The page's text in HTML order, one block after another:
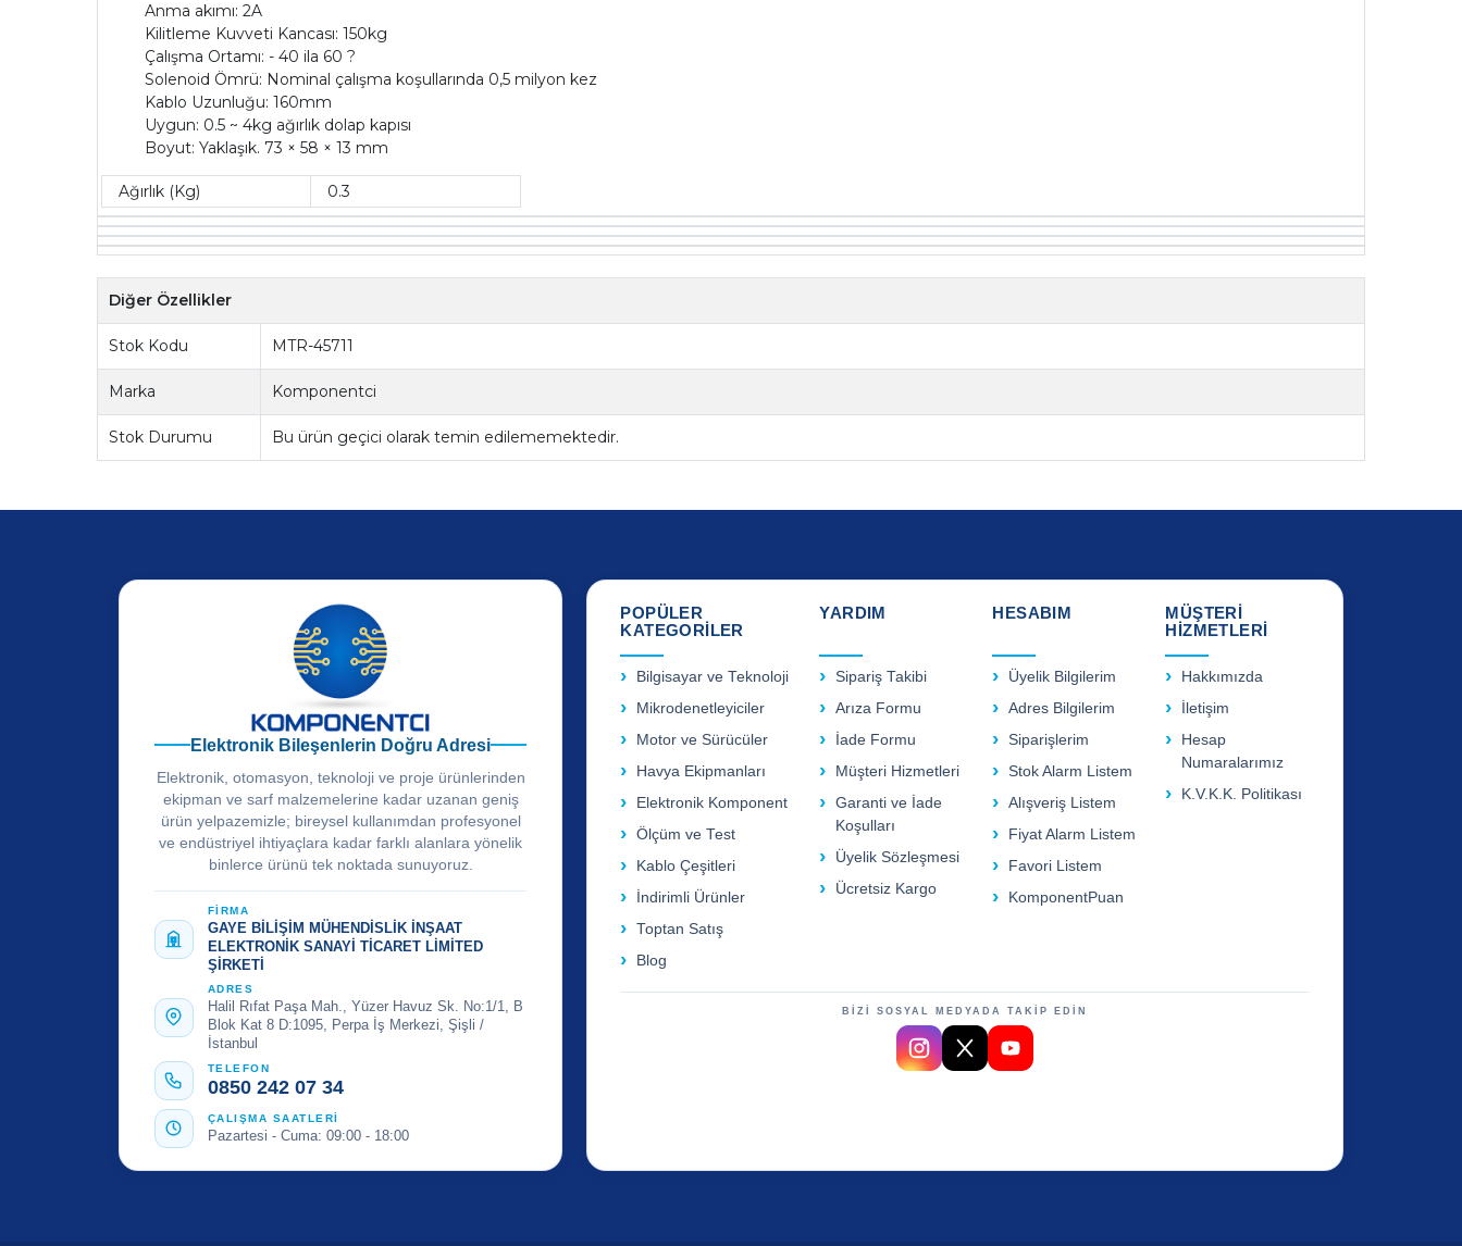
Anma akımı: 2A
Kilitleme Kuvveti Kancası: 150kg
Çalışma Ortamı: - 40 ila 60 ?
Solenoid Ömrü: Nominal çalışma koşullarında 0,5 milyon kez
Kablo Uzunluğu: 160mm
Uygun: 0.5 ~ 4kg ağırlık dolap kapısı
Boyut: Yaklaşık. 73 × 58 × 13 mm
Ağırlık (Kg) 0.3
Diğer Özellikler
Stok Kodu MTR-45711
Marka Komponentci
Stok Durumu Bu ürün geçici olarak temin edilememektedir.
Elektronik Bileşenlerin Doğru Adresi
Elektronik, otomasyon, teknoloji ve proje ürünlerinden
ekipman ve sarf malzemelerine kadar uzanan geniş
ürün yelpazemizle; bireysel kullanımdan profesyonel
ve endüstriyel ihtiyaçlara kadar farklı alanlara yönelik
binlerce ürünü tek noktada sunuyoruz.
FİRMA
GAYE BİLİŞİM MÜHENDİSLİK İNŞAAT
ELEKTRONİK SANAYİ TİCARET LİMİTED
ŞİRKETİ
ADRES
Halil Rıfat Paşa Mah., Yüzer Havuz Sk. No:1/1, B
Blok Kat 8 D:1095, Perpa İş Merkezi, Şişli /
İstanbul
TELEFON
0850 242 07 34
ÇALIŞMA SAATLERİ
Pazartesi - Cuma: 09:00 - 18:00
POPÜLER
KATEGORİLER
Bilgisayar ve Teknoloji
Mikrodenetleyiciler
Motor ve Sürücüler
Havya Ekipmanları
Elektronik Komponent
Ölçüm ve Test
Kablo Çeşitleri
İndirimli Ürünler
Toptan Satış
Blog
YARDIM
Sipariş Takibi
Arıza Formu
İade Formu
Müşteri Hizmetleri
Garanti ve İade
Koşulları
Üyelik Sözleşmesi
Ücretsiz Kargo
HESABIM
Üyelik Bilgilerim
Adres Bilgilerim
Siparişlerim
Stok Alarm Listem
Alışveriş Listem
Fiyat Alarm Listem
Favori Listem
KomponentPuan
MÜŞTERİ
HİZMETLERİ
Hakkımızda
İletişim
Hesap
Numaralarımız
K.V.K.K. Politikası
BİZİ SOSYAL MEDYADA TAKİP EDİN